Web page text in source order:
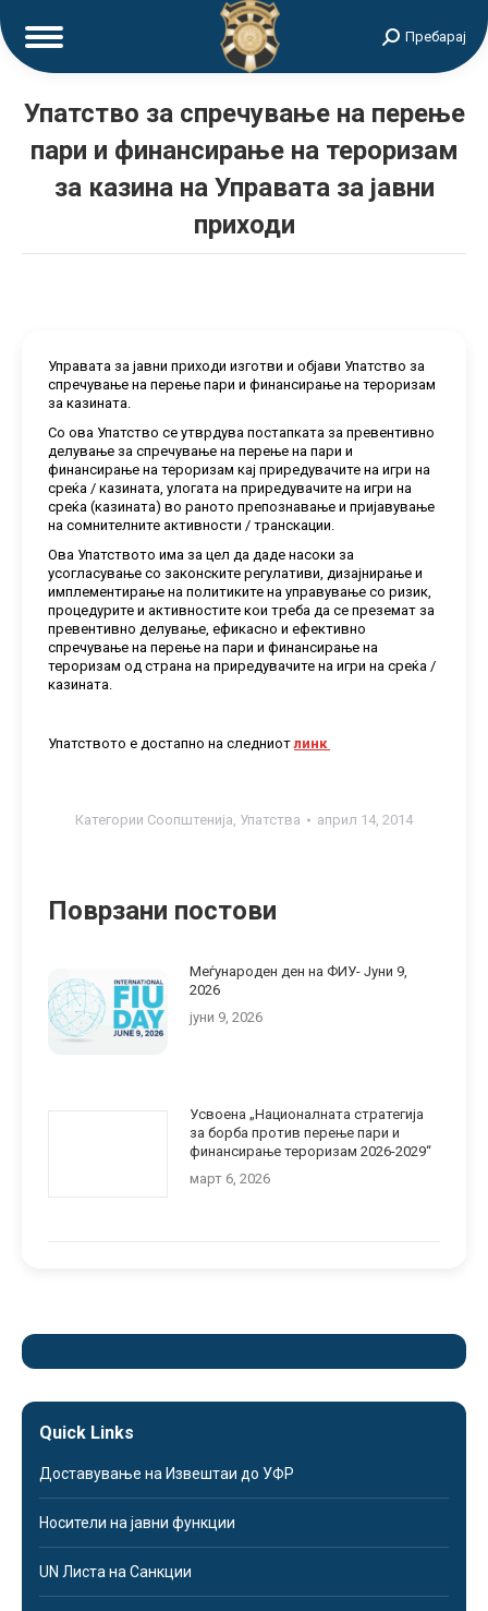
Search:Пребарај
Упатство за спречување на перење
пари и финансирање на тероризам
за казина на Управата за јавни
приходи
Управата за јавни приходи изготви и објави Упатство за
спречување на перење пари и финансирање на тероризам
за казината.
Со ова Упатство се утврдува постапката за превентивно
делување за спречување на перење на пари и
финансирање на тероризам кај приредувачите на игри на
среќа / казината, улогата на приредувачите на игри на
среќа (казината) во раното препознавање и пријавување
на сомнителните активности / транскации.
Ова Упатството има за цел да даде насоки за
усогласување со законските регулативи, дизајнирање и
имплементирање на политиките на управување со ризик,
процедурите и активностите кои треба да се преземат за
превентивно делување, ефикасно и ефективно
спречување на перење на пари и финансирање на
тероризам од страна на приредувачите на игри на среќа /
казината.
Упатството е достапно на следниотлинк
Категории Соопштенија, Упатства април 14, 2014
Поврзани постови
Меѓународен ден на ФИУ- Jуни 9,
2026
јуни 9, 2026
Усвоена „Националната стратегија
за борба против перење пари и
финансирање тероризам 2026-2029“
март 6, 2026
Quick Links
Доставување на Извештаи до УФР
Носители на јавни функции
UN Листа на Санкции